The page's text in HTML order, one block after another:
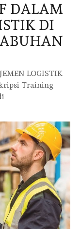
DALAM
DI
LOGISTIK
Training